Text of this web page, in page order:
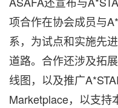
项合作在协会成员与
系，为试点和实施先
道路。合作还涉及拓
线图，以及推广
Marketplace，以支持